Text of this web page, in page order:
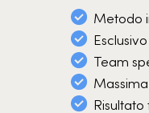
Metodo
Team